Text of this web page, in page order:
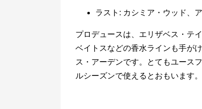
ラスト: カシミア・ウッド、
プロデュースは、エリザベス・テ
ベイトスなどの香水ラインも手が
ス・アーデンです。とてもユース
ルシーズンで使えるとおもいます。